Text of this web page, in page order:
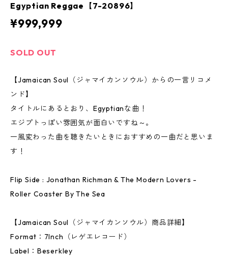
Egyptian Reggae【7-20896】
¥999,999
SOLD OUT
【Jamaican Soul（ジャマイカンソウル）からの一言リコメ
ンド】
タイトルにあるとおり、Egyptianな曲！
エジプトっぽい雰囲気が面白いですね～。
一風変わった曲を聴きたいときにおすすめの一曲だと思いま
す！
Flip Side : Jonathan Richman & The Modern Lovers -
Roller Coaster By The Sea
【Jamaican Soul（ジャマイカンソウル）商品詳細】
Format：7Inch（レゲエレコード）
Label：Beserkley